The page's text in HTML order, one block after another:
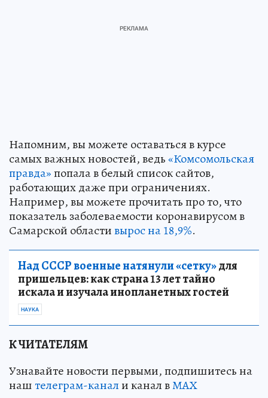
Напомним, вы можете оставаться в курсе
самых важных новостей, ведь«Комсомольская
правда»попала в белый список сайтов,
работающих даже при ограничениях.
Например, вы можете прочитать про то, что
показатель заболеваемости коронавирусом в
Самарской областивырос на 18,9%.
Над СССР военные натянули «сетку»для
пришельцев: как страна 13 лет тайно
искала и изучала инопланетных гостей
НАУКА
К ЧИТАТЕЛЯМ
Узнавайте новости первыми, подпишитесь на
наштелеграм-канали канал вМАХ